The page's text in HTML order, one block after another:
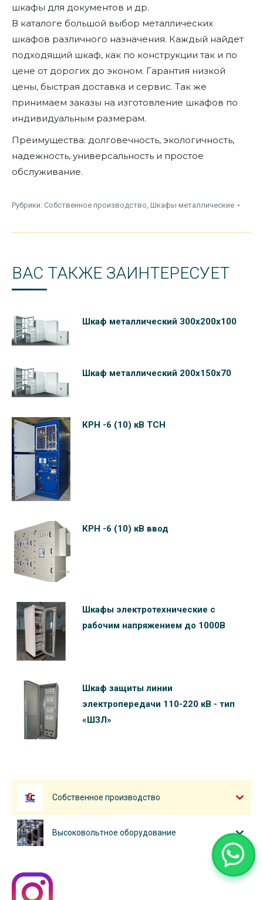
шкафы для документов и др.
В каталоге большой выбор металлических
шкафов различного назначения. Каждый найдет
подходящий шкаф, как по конструкции так и по
цене от дорогих до эконом. Гарантия низкой
цены, быстрая доставка и сервис. Так же
принимаем заказы на изготовление шкафов по
индивидуальным размерам.
Преимущества: долговечность, экологичность,
надежность, универсальность и простое
обслуживание.
Рубрики: Собственное производство, Шкафы металлические
ВАС ТАКЖЕ ЗАИНТЕРЕСУЕТ
Шкаф металлический 300х200х100
Шкаф металлический 200х150х70
КРН -6 (10) кВ ТСН
КРН -6 (10) кВ ввод
Шкафы электротехнические c
рабочим напряжением до 1000В
Шкаф защиты линии
электропередачи 110-220 кВ - тип
«ШЗЛ»
Собственное производство
Высоковольтное оборудование